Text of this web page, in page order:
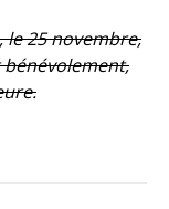
25 novembre,